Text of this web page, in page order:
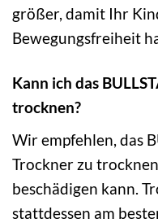
größer, damit Ihr
Bewegungsfreiheit
Kann ich das
trocknen?
Wir empfehlen, das
Trockner zu
beschädigen kann.
stattdessen am